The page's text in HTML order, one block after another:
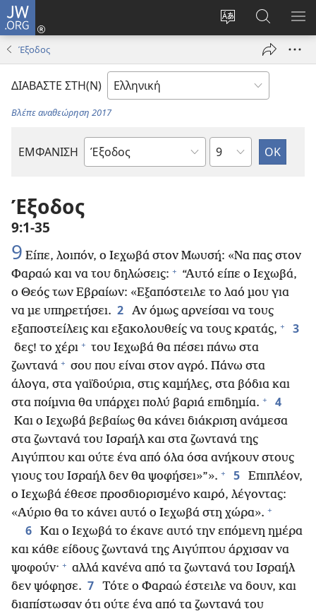
JW.ORG
Αλλαγή
γλώσσας
ιστότοπου
Σύνδεση
(ανοίγει
παράθυρο)
στο
JW.ORG
Έξοδος
ΔΙΑΒΑΣΤΕ ΣΤΗ(Ν)
Βλέπε αναθεώρηση 2017
ΕΜΦΑΝΙΣΗ
Βιβλίο
Γραφής
Κεφάλαιο
Έξοδος
9:1-35
9 Είπε, λοιπόν, ο Ιεχωβά στον Μωυσή: «Να πας στον
Φαραώ και να του δηλώσεις: + “Αυτό είπε ο Ιεχωβά,
ο Θεός των Εβραίων: «Εξαπόστειλε το λαό μου για
να με υπηρετήσει. 2
Αν όμως αρνείσαι να τους
εξαποστείλεις και εξακολουθείς να τους κρατάς, + 3
δες! το χέρι + του Ιεχωβά θα πέσει πάνω στα
ζωντανά + σου που είναι στον αγρό. Πάνω στα
άλογα, στα γαϊδούρια, στις καμήλες, στα βόδια και
στα ποίμνια θα υπάρχει πολύ βαριά επιδημία. + 4
Και ο Ιεχωβά βεβαίως θα κάνει διάκριση ανάμεσα
στα ζωντανά του Ισραήλ και στα ζωντανά της
Αιγύπτου και ούτε ένα από όλα όσα ανήκουν στους
γιους του Ισραήλ δεν θα ψοφήσει»”». + 5
Επιπλέον,
ο Ιεχωβά έθεσε προσδιορισμένο καιρό, λέγοντας:
«Αύριο θα το κάνει αυτό ο Ιεχωβά στη χώρα». +
6
Και ο Ιεχωβά το έκανε αυτό την επόμενη ημέρα
και κάθε είδους ζωντανά της Αιγύπτου άρχισαν να
ψοφούν· + αλλά κανένα από τα ζωντανά του Ισραήλ
δεν ψόφησε. 7
Τότε ο Φαραώ έστειλε να δουν, και
διαπίστωσαν ότι ούτε ένα από τα ζωντανά του